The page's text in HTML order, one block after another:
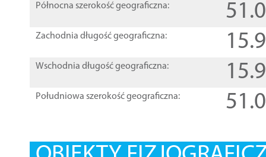
Północna szerokość geograficzna:
Zachodnia długość geograficzna:
Wschodnia długość geograficzna:
Południowa szerokość geograficzna: